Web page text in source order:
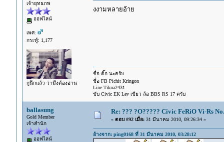
เจ้ายุทธภพ
ออฟไลน์
เพศ:
กระทู้: 1,177
กูนึกแล้ว ว่ามึงต้องอ่าน
งงามหลายอ้าย
ชื่อ ติ๊ก นะครับ
ชื่อ FB Pichit Kringon
Line Tikna2431
ขับ Civic EK Lev เขียว ล้อ BBS RS 17 ครับ
ballasung
Gold Member
เจ้าสำนัก
ออฟไลน์
Re: ??? ?O????? Civic FeRiO Vi-Rs
« ตอบ #92 เมื่อ:31 มีนาคม 2010, 09:26:34 »
อ้างจาก: ping0168 ที่ 31 มีนาคม 2010, 03:28:12